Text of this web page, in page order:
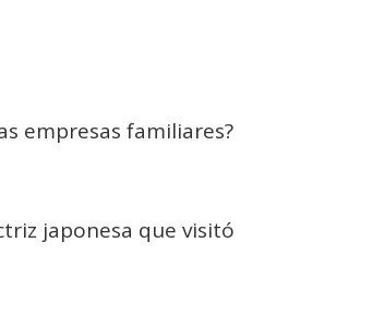
empresas familiares?
japonesa que visitó